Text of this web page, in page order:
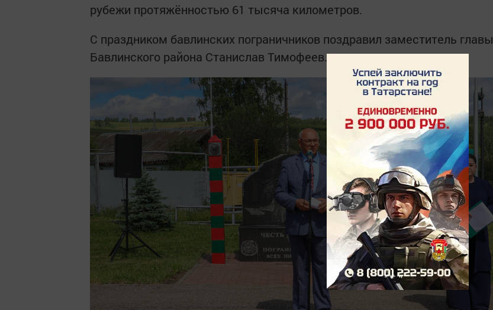
рубежи протяжённостью 61 тысяча километров.
С праздником бавлинских пограничников поздравил заместитель главы
Бавлинского района Станислав Тимофеев.